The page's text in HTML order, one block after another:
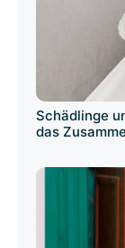
Schädlinge
das